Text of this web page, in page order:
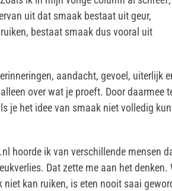
uit dat smaak bestaat uit geur,
bestaat smaak dus vooral uit
aandacht, gevoel, uiterlijk
over wat je proeft. Door daarmee
je het idee van smaak niet volledig
hoorde ik van verschillende mensen
Dat zette me aan het denken.
kan ruiken, is eten nooit saai